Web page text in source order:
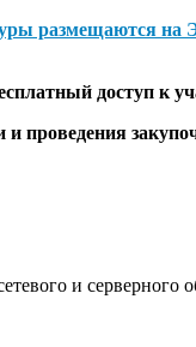
размещаются на
доступ к
и проведения
и серверного